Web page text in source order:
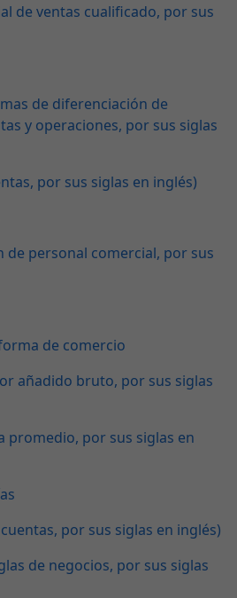
de ventas cualificado, por sus
de diferenciación de
y operaciones, por sus siglas
por sus siglas en inglés)
de personal comercial, por sus
de comercio
añadido bruto, por sus siglas
promedio, por sus siglas en
por sus siglas en inglés)
de negocios, por sus siglas